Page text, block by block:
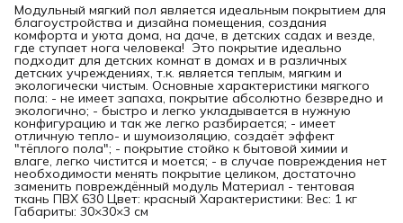
Модульный мягкий пол является идеальным покрытием для
благоустройства и дизайна помещения, создания
комфорта и уюта дома, на даче, в детских садах и везде,
где ступает нога человека! Это покрытие идеально
подходит для детских комнат в домах и в различных
детских учреждениях, т.к. является теплым, мягким и
экологически чистым. Основные характеристики мягкого
пола: - не имеет запаха, покрытие абсолютно безвредно и
экологично; - быстро и легко укладывается в нужную
конфигурацию и так же легко разбирается; - имеет
отличную тепло- и шумоизоляцию, создаёт эффект
"тёплого пола"; - покрытие стойко к бытовой химии и
влаге, легко чистится и моется; - в случае повреждения нет
необходимости менять покрытие целиком, достаточно
заменить повреждённый модуль Материал - тентовая
ткань ПВХ 630 Цвет: красный Характеристики: Вес: 1 кг
Габариты: 30×30×3 см